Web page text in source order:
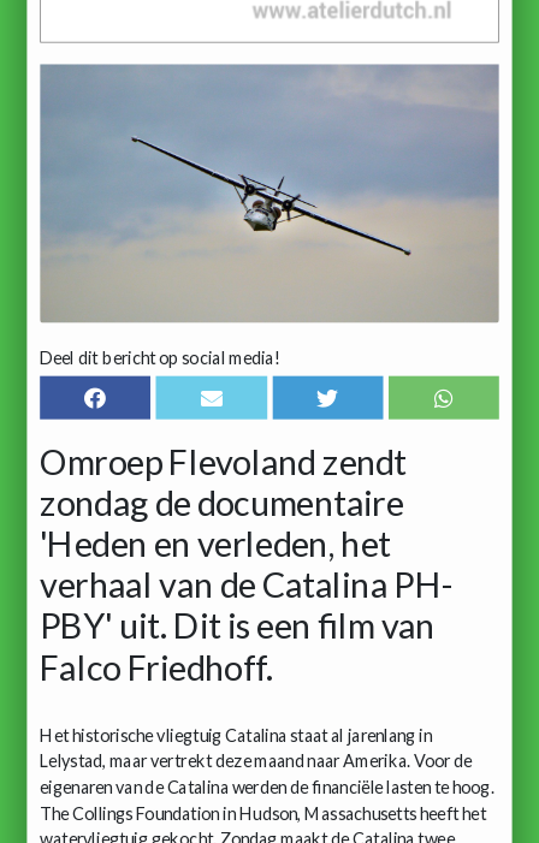
Deel dit bericht op social media!
Omroep Flevoland zendt
zondag de documentaire
'Heden en verleden, het
verhaal van de Catalina PH-
PBY' uit. Dit is een film van
Falco Friedhoff.
Het historische vliegtuig Catalina staat al jarenlang in
Lelystad, maar vertrekt deze maand naar Amerika. Voor de
eigenaren van de Catalina werden de financiële lasten te hoog.
The Collings Foundation in Hudson, Massachusetts heeft het
watervliegtuig gekocht. Zondag maakt de Catalina twee